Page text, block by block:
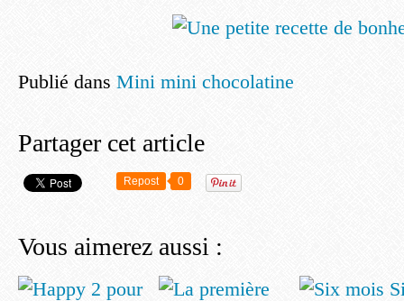
Publié dans Mini mini chocolatine
Partager cet article
Repost 0
Vous aimerez aussi :